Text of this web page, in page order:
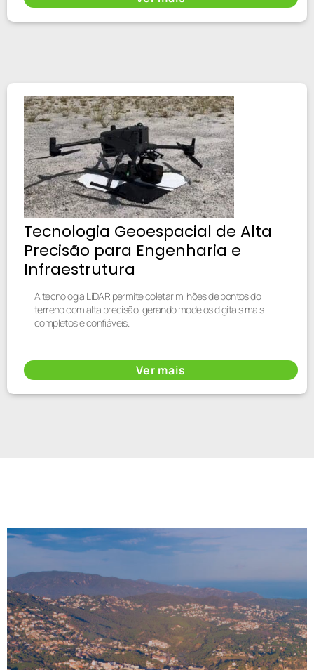
Tecnologia Geoespacial de Alta
Precisão para Engenharia e
Infraestrutura
A tecnologia LiDAR permite coletar milhões de pontos do
terreno com alta precisão, gerando modelos digitais mais
completos e confiáveis.
Ver mais